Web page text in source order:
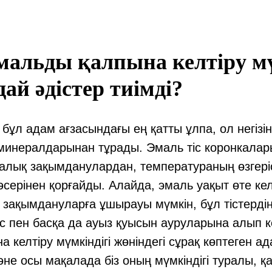
қалпына келтіру
әдістер тиімді?
адам ағзасындағы ең қатты ұлпа, ол
тұрады. Эмаль тіс
зақымданулардан, температураның
қорғайды. Алайда, эмаль уақыт өте
ұшырауы мүмкін, бұл
пен басқа да ауыз қуысын ауруларына алып
мүмкіндігі жөніндегі сұрақ көптеген
осы мақалада біз оның мүмкіндігі туралы,